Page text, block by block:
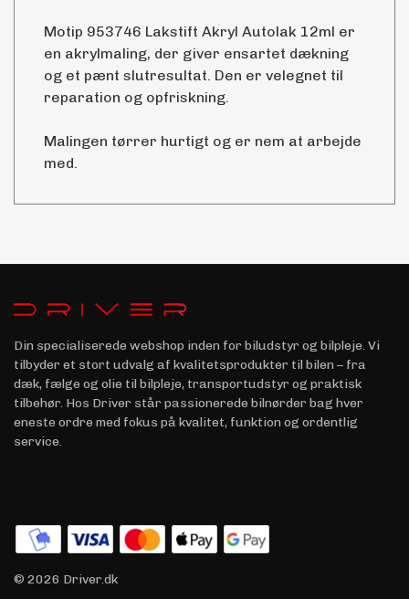
Motip 953746 Lakstift Akryl Autolak 12ml er
en akrylmaling, der giver ensartet dækning
og et pænt slutresultat. Den er velegnet til
reparation og opfriskning.
Malingen tørrer hurtigt og er nem at arbejde
med.
Din specialiserede webshop inden for biludstyr og bilpleje. Vi
tilbyder et stort udvalg af kvalitetsprodukter til bilen – fra
dæk, fælge og olie til bilpleje, transportudstyr og praktisk
tilbehør. Hos Driver står passionerede bilnørder bag hver
eneste ordre med fokus på kvalitet, funktion og ordentlig
service.
© 2026 Driver.dk